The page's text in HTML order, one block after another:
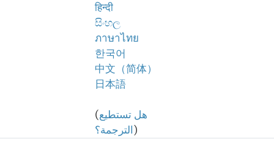
हिन्दी
සිංහල
ภาษาไทย
한국어
中文（简体）
日本語
(هل تستطيع
الترجمة؟)